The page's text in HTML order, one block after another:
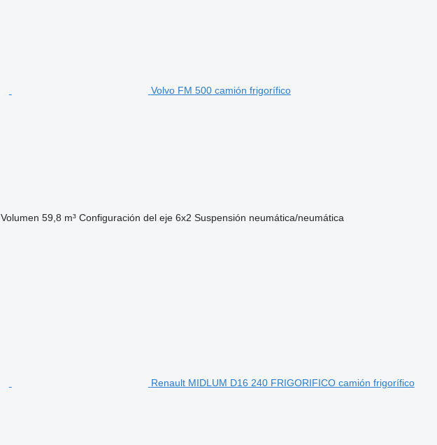
Volvo FM 500 camión frigorífico
Volumen 59,8 m³ Configuración del eje 6x2 Suspensión neumática/neumática
Renault MIDLUM D16 240 FRIGORIFICO camión frigorífico